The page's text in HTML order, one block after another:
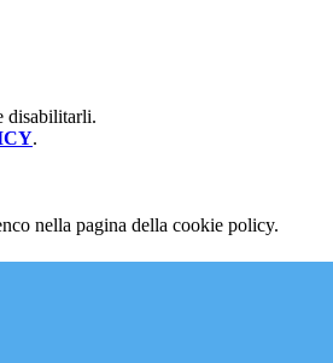
disabilitarli.
.
nella pagina della cookie policy.